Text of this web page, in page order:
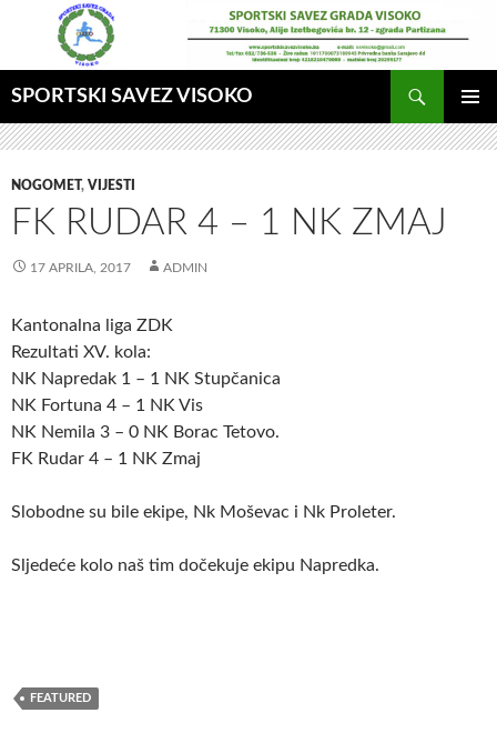
SPORTSKI SAVEZ VISOKO
GLAVNI
MENI
NOGOMET, VIJESTI
FK RUDAR 4 – 1 NK ZMAJ
17 APRILA, 2017 ADMIN
Kantonalna liga ZDK
Rezultati XV. kola:
NK Napredak 1 – 1 NK Stupčanica
NK Fortuna 4 – 1 NK Vis
NK Nemila 3 – 0 NK Borac Tetovo.
FK Rudar 4 – 1 NK Zmaj
Slobodne su bile ekipe, Nk Moševac i Nk Proleter.
Sljedeće kolo naš tim dočekuje ekipu Napredka.
FEATURED